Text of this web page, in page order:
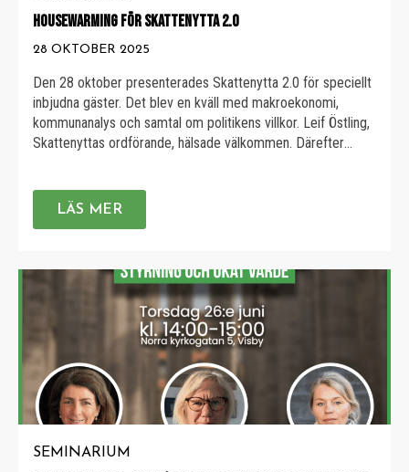
HOUSEWARMING FÖR SKATTENYTTA 2.0
28 OKTOBER 2025
Den 28 oktober presenterades Skattenytta 2.0 för speciellt
inbjudna gäster. Det blev en kväll med makroekonomi,
kommunanalys och samtal om politikens villkor. Leif Östling,
Skattenyttas ordförande, hälsade välkommen. Därefter
internationellt och Hans Nyström berättade om
effektiviseringsarbete i praktiken i kommuner. Sedan
LÄS MER
SEMINARIUM